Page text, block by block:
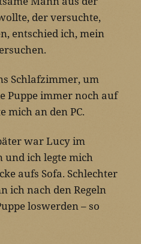
der versuchte,
entschied ich, mein
Schlafzimmer, um
Puppe immer noch auf
mich an den PC.
war Lucy im
ich legte mich
aufs Sofa. Schlechter
ich nach den Regeln
loswerden – so